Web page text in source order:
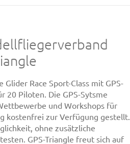
Race Sport-Class mit GPS-
20 Piloten. Die GPS-Sytsme
und Workshops für
kostenfrei zur Verfügung gestellt.
ohne zusätzliche
GPS-Triangle freut sich auf